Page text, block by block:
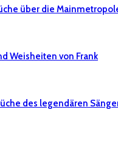
über die
Weisheiten von Frank
des legendären